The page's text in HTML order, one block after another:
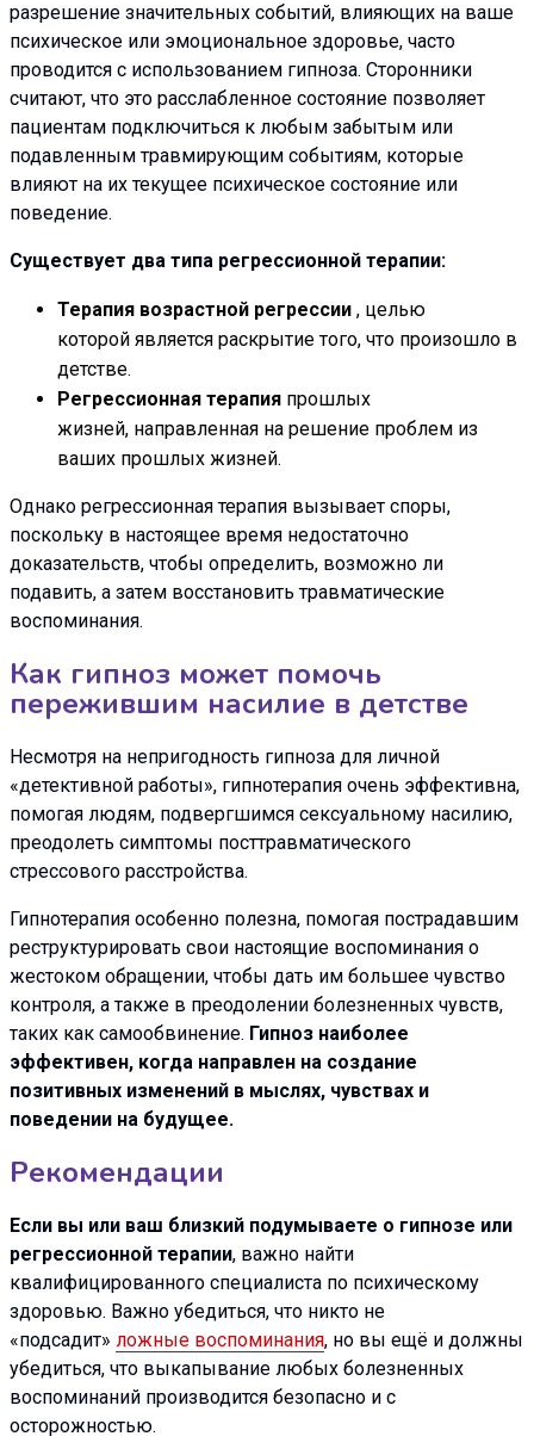
разрешение значительных событий, влияющих на ваше
психическое или эмоциональное здоровье, часто
проводится с использованием гипноза. Сторонники
считают, что это расслабленное состояние позволяет
пациентам подключиться к любым забытым или
подавленным травмирующим событиям, которые
влияют на их текущее психическое состояние или
поведение.
Существует два типа регрессионной терапии:
Терапия возрастной регрессии , целью
которой является раскрытие того, что произошло в
детстве.
Регрессионная терапия прошлых
жизней, направленная на решение проблем из
ваших прошлых жизней.
Однако регрессионная терапия вызывает споры,
поскольку в настоящее время недостаточно
доказательств, чтобы определить, возможно ли
подавить, а затем восстановить травматические
воспоминания.
Как гипноз может помочь
пережившим насилие в детстве
Несмотря на непригодность гипноза для личной
«детективной работы», гипнотерапия очень эффективна,
помогая людям, подвергшимся сексуальному насилию,
преодолеть симптомы посттравматического
стрессового расстройства.
Гипнотерапия особенно полезна, помогая пострадавшим
реструктурировать свои настоящие воспоминания о
жестоком обращении, чтобы дать им большее чувство
контроля, а также в преодолении болезненных чувств,
таких как самообвинение. Гипноз наиболее
эффективен, когда направлен на создание
позитивных изменений в мыслях, чувствах и
поведении на будущее.
Рекомендации
Если вы или ваш близкий подумываете о гипнозе или
регрессионной терапии, важно найти
квалифицированного специалиста по психическому
здоровью. Важно убедиться, что никто не
«подсадит» ложные воспоминания, но вы ещё и должны
убедиться, что выкапывание любых болезненных
воспоминаний производится безопасно и с
осторожностью.